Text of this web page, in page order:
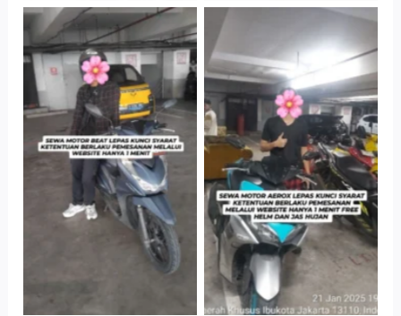
Cityplaza
Jatinegara Gedung
Parkir P6A
Cityplaza
Jatinegara Gedung
Parkir P6A